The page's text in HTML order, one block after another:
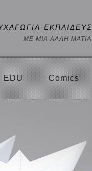
ΜΕ ΜΙΑ ΑΛΛΗ
EDU Comics